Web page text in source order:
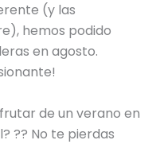
(y las
hemos podido
en agosto.
de un verano en
?? No te pierdas